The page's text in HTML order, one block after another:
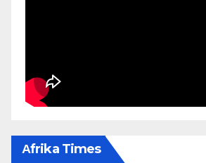
Αfrika Times